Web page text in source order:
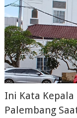
Ini Kata Kepala
Palembang